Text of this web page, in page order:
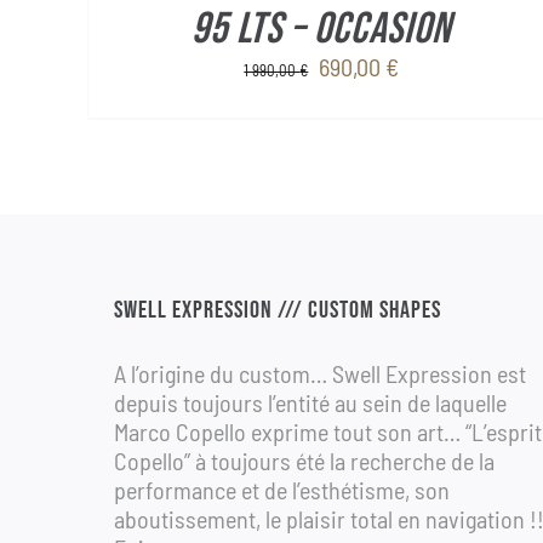
95 Lts – OCCASION
1 990,00€
Le
690,00 €
SWELL EXPRESSION /// CUSTOM SHAPES
A l’origine du custom… Swell Expression est
depuis toujours l’entité au sein de laquelle
Marco Copello exprime tout son art… “L’esprit
Copello” à toujours été la recherche de la
performance et de l’esthétisme, son
aboutissement, le plaisir total en navigation